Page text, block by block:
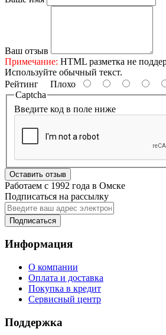
Ваш отзыв
Примечание: HTML разметка не
Используйте обычный текст.
Рейтинг Плохо
Captcha
Введите код в поле ниже
Оставить отзыв
Работаем с 1992 года в Омске
Подписаться на рассылку
Подписаться
Информация
О компании
Оплата и доставка
Покупка в кредит
Сервисный центр
Поддержка